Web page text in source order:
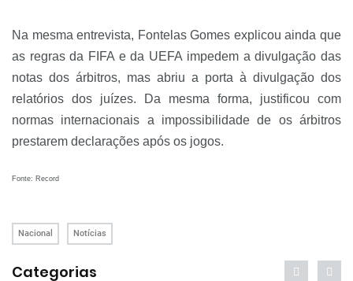
Na mesma entrevista, Fontelas Gomes explicou ainda que
as regras da FIFA e da UEFA impedem a divulgação das
notas dos árbitros, mas abriu a porta à divulgação dos
relatórios dos juízes. Da mesma forma, justificou com
normas internacionais a impossibilidade de os árbitros
prestarem declarações após os jogos.
Fonte: Record
Nacional Notícias
Categorias